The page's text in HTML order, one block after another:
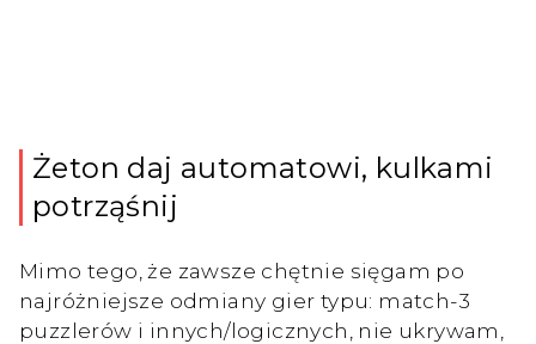
Żeton daj automatowi, kulkami
potrząśnij
Mimo tego, że zawsze chętnie sięgam po
najróżniejsze odmiany gier typu: match-3
puzzlerów i innych/logicznych, nie ukrywam,